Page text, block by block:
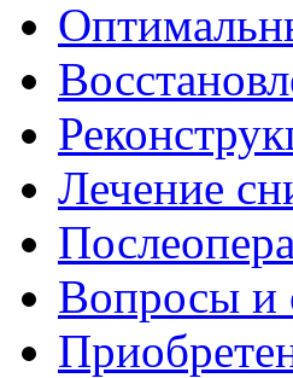
Лечение
Вопросы и